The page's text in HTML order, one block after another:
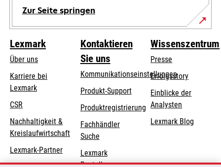
Zur Seite springen
Lexmark
Über uns
Karriere bei
Lexmark
CSR
Nachhaltigkeit &
Kreislaufwirtschaft
Lexmark-Partner
Kontaktieren
Sie uns
Kommunikationseinstellungen
wird
in
einer
neuen
Registerkarte
geöffnet
Produkt-Supportwird
einer
neuen
Produktregistrierung
Fachhändler
Suche
Lexmark
Bestellungen
Wissenszentrum
Presse
Erfolgsstory
Einblicke der
Analysten
Lexmark Blog